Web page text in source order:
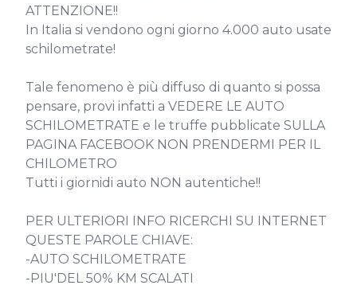
ATTENZIONE!!
In Italia si vendono ogni giorno 4.000 auto usate
schilometrate!
Tale fenomeno è più diffuso di quanto si possa
pensare, provi infatti a VEDERE LE AUTO
SCHILOMETRATE e le truffe pubblicate SULLA
PAGINA FACEBOOK NON PRENDERMI PER IL
CHILOMETRO
Tutti i giornidi auto NON autentiche!!
PER ULTERIORI INFO RICERCHI SU INTERNET
QUESTE PAROLE CHIAVE:
-AUTO SCHILOMETRATE
-PIU'DEL 50% KM SCALATI